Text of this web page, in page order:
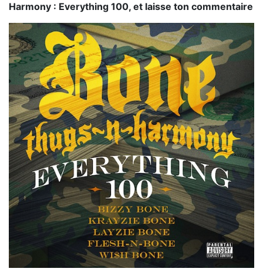
Harmony : Everything 100, et laisse ton commentaire